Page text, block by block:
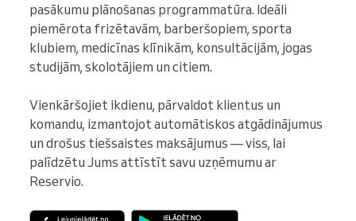
pasākumu plānošanas programmatūra. Ideāli
piemērota frizētavām, barberšopiem, sporta
klubiem, medicīnas klīnikām, konsultācijām, jogas
studijām, skolotājiem un citiem.
Vienkāršojiet ikdienu, pārvaldot klientus un
komandu, izmantojot automātiskos atgādinājumus
un drošus tiešsaistes maksājumus — viss, lai
palīdzētu Jums attīstīt savu uzņēmumu ar
Reservio.